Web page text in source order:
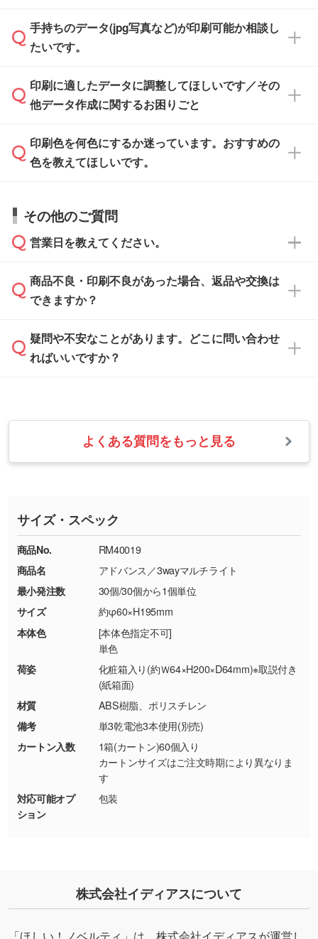
せいただければ、弊社にて無料でデザインデー
タを1点作成いたします。
積・ご注文フォームにアップロードしてご入稿
ください。
ご入稿後は経験豊富なスタッフがデータに不備
がないかチェックし、お客様と確認してから印
刷に進みますので、ご安心ください。
一部商品は入稿用テンプレートのご用意があり
ます。各商品ページの『印刷方法・テンプレー
入稿用のテンプレートはPDF形式ですが、
IllustratorやPhotoshopで開いてご利用いただけ
方」をご確認ください。
手持ちのデータ(jpg写真など)が印刷可能か相談し
たいです。
印刷に適したデータ・解像度かどうか、担当ス
タッフが事前に確認いたします。
ムへ添付いただくか、担当スタッフ宛にメール
でお送りください。
い合わせください。
なお、印刷用データの作り方に関する詳細は、
印刷に適したデータに調整してほしいです／その
他データ作成に関するお困りごと
データ作成でお困りの際には、担当スタッフが
サポートいたしますのでお気軽にご相談くださ
から添付してお送りください。
・解像度の低いデータをトレース/調整してほ
しい
解像度の低い画像や、手書きのイラスト、写真
などを、印刷に適したベクターデータに変換し
・フルカラーデータを1色に変換してほしい
・1色印刷でグラデーションや濃淡を表現した
い
す。→詳しく見る
・コーポレートカラーを使って印刷したい／印
刷色にこだわりがある
DIC・PANTONEなどのカラーチップの指定や、
現物支給による色指定も承っております。→
しく見る
・背景がある画像からキャラクター部分だけを
使いたいです
シンプルな背景のデータや、使いたいキャラク
ター部分の輪郭がはっきりしているデータは切
り抜き処理が可能です。→詳しく見る
・持っているデータの背景が足りない／塗り足
しの作り方が分からない
印刷したいデータが印刷範囲よりも小さい場
合、シンプルな色・柄の背景であれば拡張が可
を生成してほしい
URLをご指定いただければ、QRコードを生成
いたします。配置のご相談にも応じています。
印刷色を何色にするか迷っています。おすすめの
色を教えてほしいです。
お見積・ご注文・
相談いただきますと、担当スタッフがお客様の
ご希望や商品の本体色を確認し、印刷色をご提
本体色がブラック、ネイビーなど濃色の場合は
白色か淡い色の印刷色をおすすめしておりま
す。
本体色がナチュラルなど淡色の場合、印刷をく
っきりと目立たせたいときは濃い印刷色が、柔
らかい雰囲気にしたいときは淡い印刷色が映え
また、お選びいただいた印刷色が本体色に合わ
ない場合や仕上がりに影響しそうな場合は、ス
タッフから別の色をご案内することもございま
その他のご質問
営業日を教えてください。
営業日は平日の10:00～18:00で、土日祝日はお
休みとなります。注文・見積・お問い合わせ
速やかに対応いたします。
商品不良・印刷不良があった場合、返品や交換は
できますか？
お手数をお掛けいたしますが、至急担当スタッ
フまでご連絡ください。商品の状況を確認し、
・お届け時に商品が損傷・故障している場合
・ご注文と異なる商品が届いた場合
・印刷不良があった場合
※詳しくは「商品の良品基準について
ください。
【返品・交換ができない場合】
・お客様の元で商品を加工された場合、または
商品が破損した場合
・商品到着後7日以上経過している場合
・お客様のご都合による返品・交換依頼(商
品・色・数量などの注文間違い等)
疑問や不安なことがあります。どこに問い合わせ
ればいいですか？
業日以内に担当スタッフよりメールにてご連絡
いたします。
お急ぎの場合はお電話でのご質問も受け付けて
TEL：0422-29-9911 営業時間10:00～
18:00(土日祝日除く)
お問い合わせフォームはこちら
よくある質問をもっと見る
サイズ・スペック
商品No.
RM40019
商品名
アドバンス／3wayマルチライト
最小発注数
30個/30個から1個単位
サイズ
約φ60×H195mm
本体色
[本体色指定不可]
単色
荷姿
化粧箱入り(約Ｗ64×H200×D64mm)※取説付き
(紙箱面)
材質
ABS樹脂、ポリスチレン
備考
単3乾電池3本使用(別売)
カートン入数
1箱(カートン)60個入り
カートンサイズはご注文時期により異なりま
す
対応可能オプ
ション
包装
株式会社イディアスについて
「ほしい！ノベルティ」は、株式会社イディアスが運営し